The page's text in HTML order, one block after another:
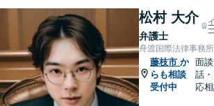
松村 大介
弁護士
舟渡国際法律事務所
藤枝市 か
らも相談
受付中
面
話
応